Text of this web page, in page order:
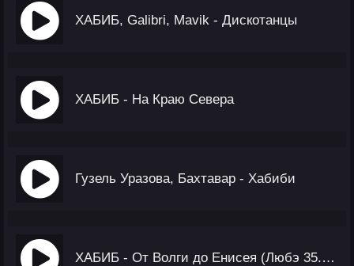
ХАБИБ, Galibri, Mavik - Дискотанцы
ХАБИБ - На Краю Севера
Гузель Уразова, Бахтавар - Хабиби
ХАБИБ - От Волги до Енисея (Любэ 35. Всё Опять Начинается. Трибьют)